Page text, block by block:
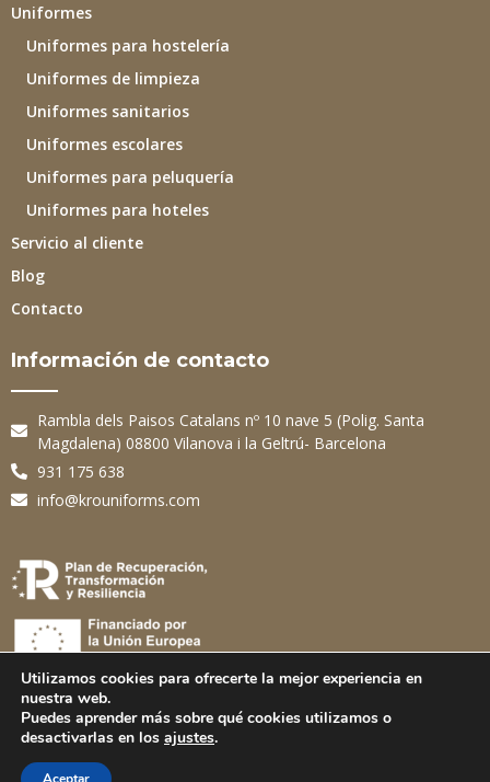
Uniformes
Uniformes para hostelería
Uniformes de limpieza
Uniformes sanitarios
Uniformes escolares
Uniformes para peluquería
Uniformes para hoteles
Servicio al cliente
Blog
Contacto
Información de contacto
Rambla dels Paisos Catalans nº 10 nave 5 (Polig. Santa
Magdalena) 08800 Vilanova i la Geltrú- Barcelona
931 175 638
info@krouniforms.com
© Copyright 2025 KRO Uniforms.
Designed and powered by
Utilizamos cookies para ofrecerte la mejor experiencia en
nuestra web.
Puedes aprender más sobre qué cookies utilizamos o
desactivarlas en los ajustes.